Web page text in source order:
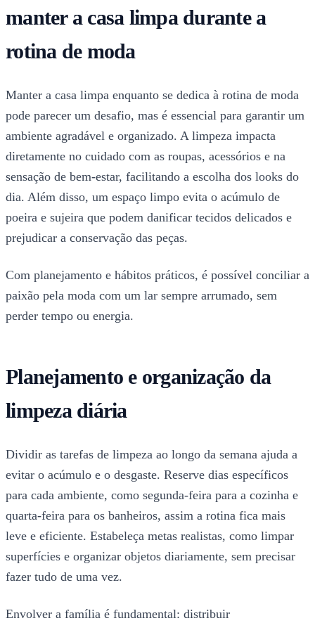
manter a casa limpa durante a
rotina de moda
Manter a casa limpa enquanto se dedica à rotina de moda
pode parecer um desafio, mas é essencial para garantir um
ambiente agradável e organizado. A limpeza impacta
diretamente no cuidado com as roupas, acessórios e na
sensação de bem-estar, facilitando a escolha dos looks do
dia. Além disso, um espaço limpo evita o acúmulo de
poeira e sujeira que podem danificar tecidos delicados e
prejudicar a conservação das peças.
Com planejamento e hábitos práticos, é possível conciliar a
paixão pela moda com um lar sempre arrumado, sem
perder tempo ou energia.
Planejamento e organização da
limpeza diária
Dividir as tarefas de limpeza ao longo da semana ajuda a
evitar o acúmulo e o desgaste. Reserve dias específicos
para cada ambiente, como segunda-feira para a cozinha e
quarta-feira para os banheiros, assim a rotina fica mais
leve e eficiente. Estabeleça metas realistas, como limpar
superfícies e organizar objetos diariamente, sem precisar
fazer tudo de uma vez.
Envolver a família é fundamental: distribuir